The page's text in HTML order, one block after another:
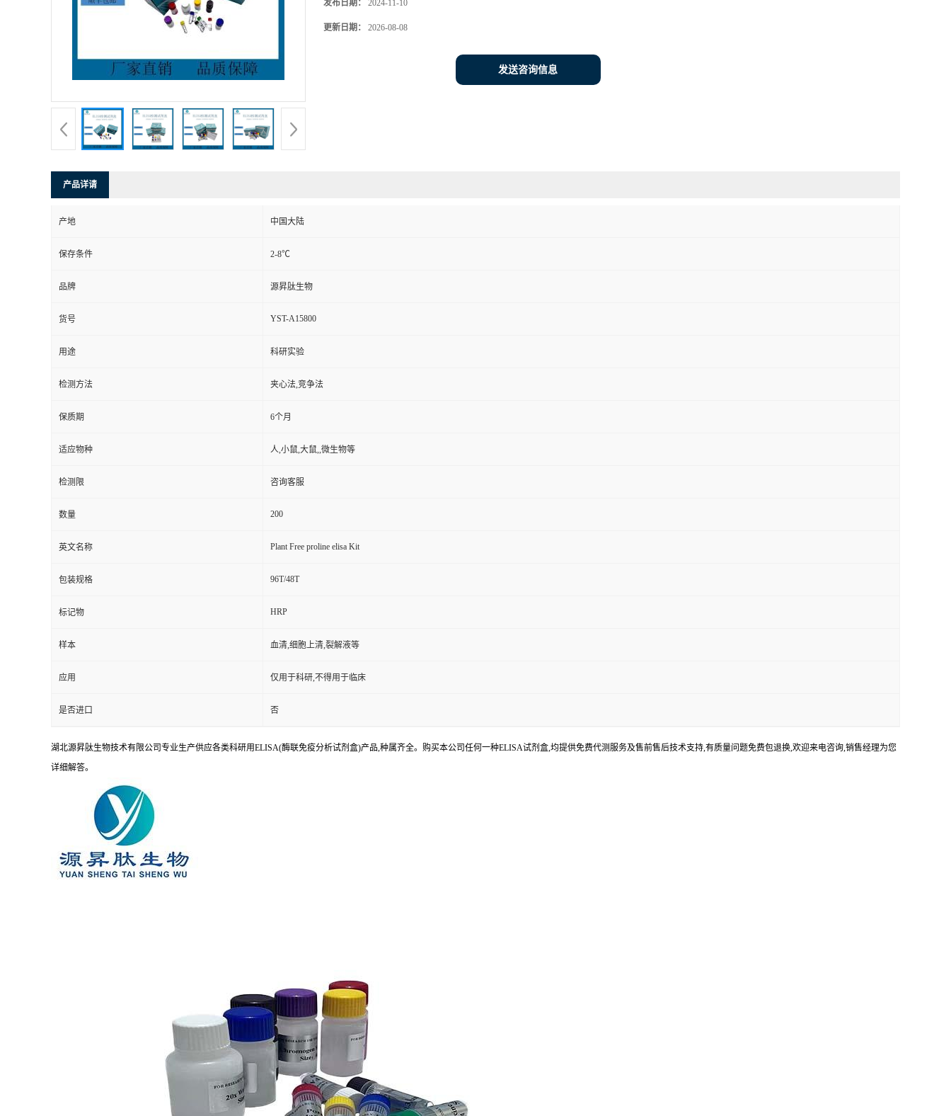
发布日期： 2024-11-10
更新日期： 2026-08-08
发送咨询信息
产品详请
产地 中国大陆
保存条件 2-8℃
品牌 源昇肽生物
货号 YST-A15800
用途 科研实验
检测方法 夹心法,竞争法
保质期 6个月
适应物种 人,小鼠,大鼠,,微生物等
检测限 咨询客服
数量 200
英文名称 Plant Free proline elisa Kit
包装规格 96T/48T
标记物 HRP
样本 血清,细胞上清,裂解液等
应用 仅用于科研,不得用于临床
是否进口 否
湖北源昇肽生物技术有限公司专业生产供应各类科研用ELISA(酶联免疫分析试剂盒)产品,种属齐全。购买本公司任何一种ELISA试剂盒,均提供免费代测服务及售前售后技术支持,有质量问题免费包退换,欢迎来电咨询,销售经理为您
详细解答。